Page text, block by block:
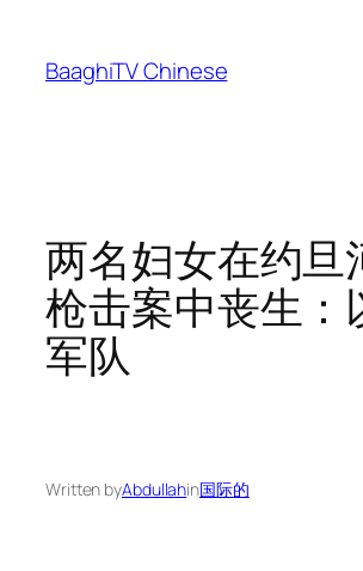
content
BaaghiTV Chinese
两名妇女在约旦
枪击案中丧生：
军队
Written byAbdullahin国际的